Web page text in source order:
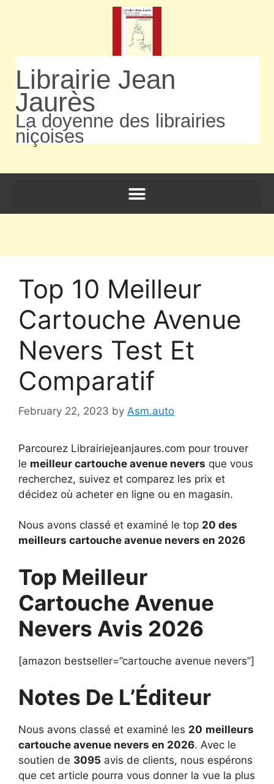
Librairie Jean
Jaurès
La doyenne des librairies
niçoises
Top 10 Meilleur
Cartouche Avenue
Nevers Test Et
Comparatif
February 22, 2023 by Asm.auto
Parcourez Librairiejeanjaures.com pour trouver
le meilleur cartouche avenue nevers que vous
recherchez, suivez et comparez les prix et
décidez où acheter en ligne ou en magasin.
Nous avons classé et examiné le top 20 des
meilleurs cartouche avenue nevers en 2026
Top Meilleur
Cartouche Avenue
Nevers Avis 2026
[amazon bestseller=”cartouche avenue nevers”]
Notes De L’Éditeur
Nous avons classé et examiné les 20 meilleurs
cartouche avenue nevers en 2026. Avec le
soutien de 3095 avis de clients, nous espérons
que cet article pourra vous donner la vue la plus